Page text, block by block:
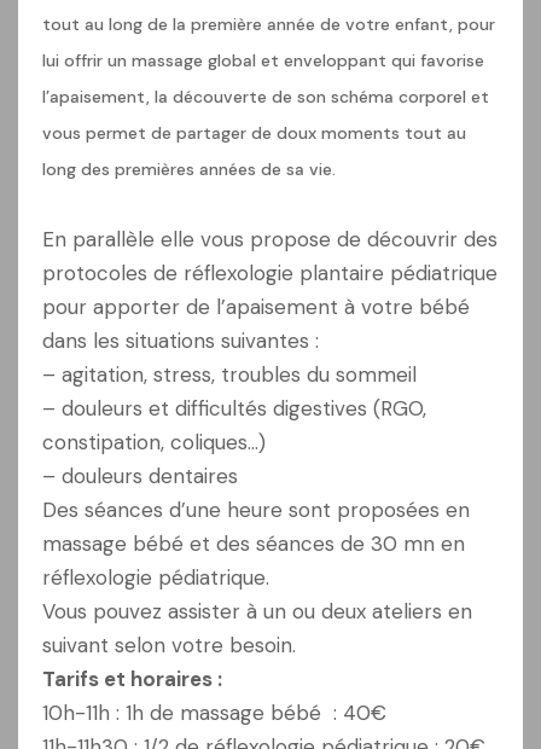
tout au long de la première année de votre enfant, pour
lui offrir un massage global et enveloppant qui favorise
l’apaisement, la découverte de son schéma corporel et
vous permet de partager de doux moments tout au
long des premières années de sa vie.
En parallèle elle vous propose de découvrir des
protocoles de réflexologie plantaire pédiatrique
pour apporter de l’apaisement à votre bébé
dans les situations suivantes :
– agitation, stress, troubles du sommeil
– douleurs et difficultés digestives (RGO,
constipation, coliques…)
– douleurs dentaires
Des séances d’une heure sont proposées en
massage bébé et des séances de 30 mn en
réflexologie pédiatrique.
Vous pouvez assister à un ou deux ateliers en
suivant selon votre besoin.
Tarifs et horaires :
10h-11h : 1h de massage bébé : 40€